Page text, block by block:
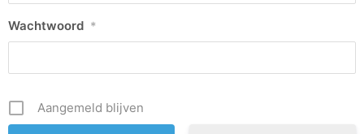
Wachtwoord *
Aangemeld blijven